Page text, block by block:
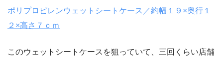
ポリプロピレンウェットシートケース／約幅１９×奥行１
２×高さ７ｃｍ
このウェットシートケースを狙っていて、三回くらい店舗